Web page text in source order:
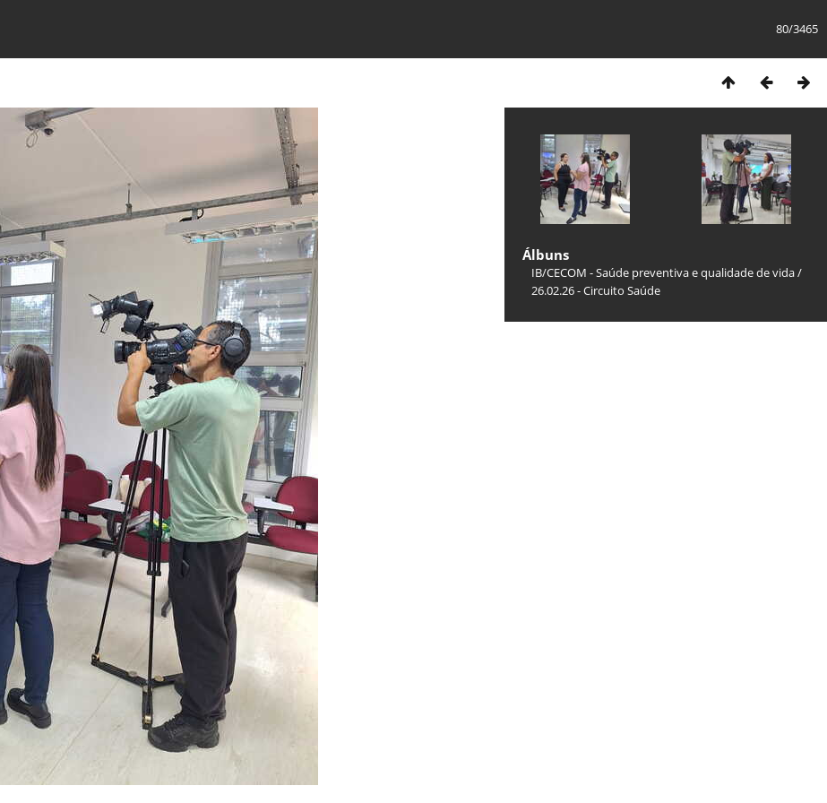
80/3465
Álbuns
IB/CECOM - Saúde preventiva e qualidade de vida/
26.02.26 - Circuito Saúde